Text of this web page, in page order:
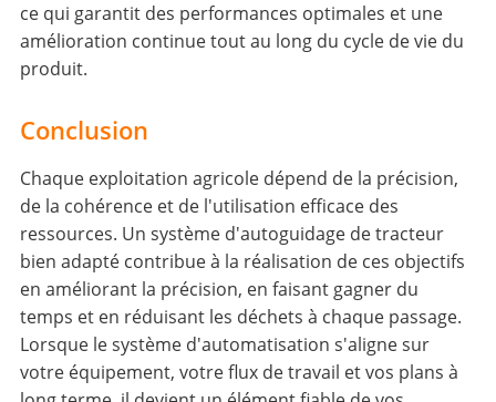
ce qui garantit des performances optimales et une
amélioration continue tout au long du cycle de vie du
produit.
Conclusion
Chaque exploitation agricole dépend de la précision,
de la cohérence et de l'utilisation efficace des
ressources. Un système d'autoguidage de tracteur
bien adapté contribue à la réalisation de ces objectifs
en améliorant la précision, en faisant gagner du
temps et en réduisant les déchets à chaque passage.
Lorsque le système d'automatisation s'aligne sur
votre équipement, votre flux de travail et vos plans à